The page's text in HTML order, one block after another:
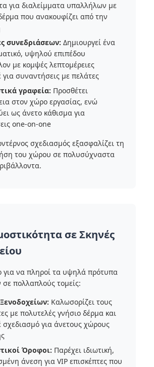
για διαλείμματα υπαλλήλων με
που ανακουφίζει από την
συνεδριάσεων: Δημιουργεί ένα
υψηλού επιπέδου
με κομψές λεπτομέρειες
για συναντήσεις με πελάτες
γραφεία: Προσθέτει
στον χώρο εργασίας, ενώ
ως άνετο κάθισμα για
one-on-one
σχεδιασμός εξασφαλίζει τη
του χώρου σε πολυσύχναστα
σε Σκηνές
για να πληροί τα υψηλά πρότυπα
σε πολλαπλούς τομείς:
Καλωσορίζει τους
με πολυτελές γνήσιο δέρμα και
σχεδιασμό για άνετους χώρους
Όροφοι: Παρέχει ιδιωτική,
άνεση για VIP επισκέπτες που